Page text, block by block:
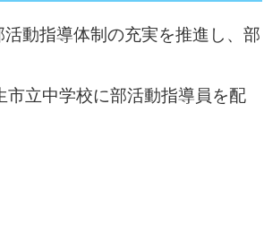
動指導体制の充実を推進し、部
立中学校に部活動指導員を配